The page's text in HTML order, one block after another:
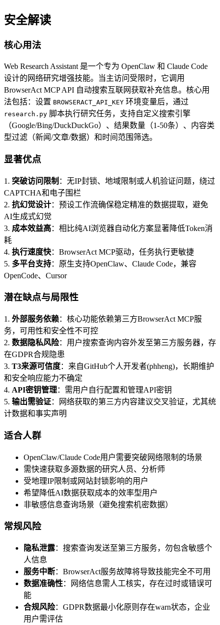
安全解读
核心用法
Web Research Assistant 是一个专为 OpenClaw 和 Claude Code
设计的网络研究增强技能。当主访问受限时，它调用
BrowserAct MCP API 自动搜索互联网获取补充信息。核心用
法包括：设置 BROWSERACT_API_KEY 环境变量后，通过
research.py 脚本执行研究任务，支持自定义搜索引擎
（Google/Bing/DuckDuckGo）、结果数量（1-50条）、内容类
型过滤（新闻/文章/数据）和时间范围筛选。
显著优点
1. 突破访问限制 ：无IP封锁、地域限制或人机验证问题，绕过
CAPTCHA和电子围栏
2. 抗幻觉设计：预设工作流确保稳定精准的数据提取，避免
AI生成式幻觉
3. 成本效益高：相比纯AI浏览器自动化方案显著降低Token消
耗
4. 执行速度快：BrowserAct MCP驱动，任务执行更敏捷
5. 多平台支持：原生支持OpenClaw、Claude Code，兼容
OpenCode、Cursor
潜在缺点与局限性
1. 外部服务依赖：核心功能依赖第三方BrowserAct MCP服
务，可用性和安全性不可控
2. 数据隐私风险：用户搜索查询内容外发至第三方服务器，存
在GDPR合规隐患
3. T3来源可信度：来自GitHub个人开发者(phheng)，长期维护
和安全响应能力不确定
4. API密钥管理：需用户自行配置和管理API密钥
5. 输出需验证：网络获取的第三方内容建议交叉验证，尤其统
计数据和事实声明
适合人群
OpenClaw/Claude Code用户需要突破网络限制的场景
需快速获取多源数据的研究人员、分析师
受地理IP限制或网站封锁影响的用户
希望降低AI数据获取成本的效率型用户
非敏感信息查询场景（避免搜索机密数据）
常规风险
隐私泄露：搜索查询发送至第三方服务，勿包含敏感个
人信息
服务中断：BrowserAct服务故障将导致技能完全不可用
数据准确性：网络信息需人工核实，存在过时或错误可
能
合规风险：GDPR数据最小化原则存在warn状态，企业
用户需评估